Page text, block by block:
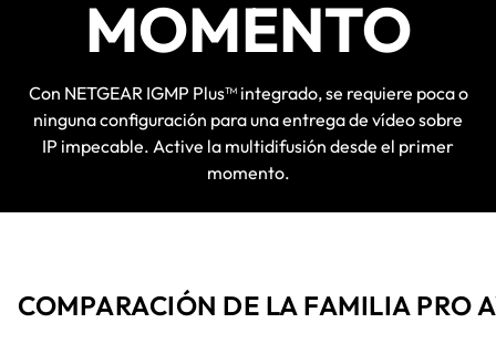
MOMENTO
Con NETGEAR IGMP Plus™ integrado, se requiere poca o
ninguna configuración para una entrega de vídeo sobre
IP impecable. Active la multidifusión desde el primer
momento.
COMPARACIÓN DE LA FAMILIA PRO